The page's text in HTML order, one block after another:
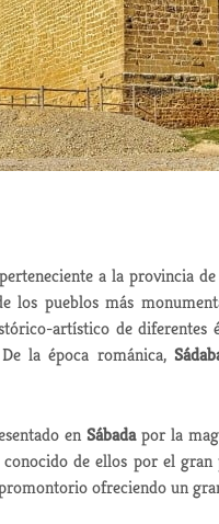
a la provincia
los pueblos más
artístico de diferentes
la época románica,
enSábadapor la
conocido de ellos por el
ofreciendo un